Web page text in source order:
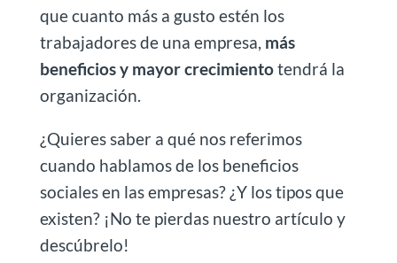
que cuanto más a gusto estén los
trabajadores de una empresa, más
beneficios y mayor crecimientotendrá la
organización.
¿Quieres saber a qué nos referimos
cuando hablamos de los beneficios
sociales en las empresas? ¿Y los tipos que
existen? ¡No te pierdas nuestro artículo y
descúbrelo!